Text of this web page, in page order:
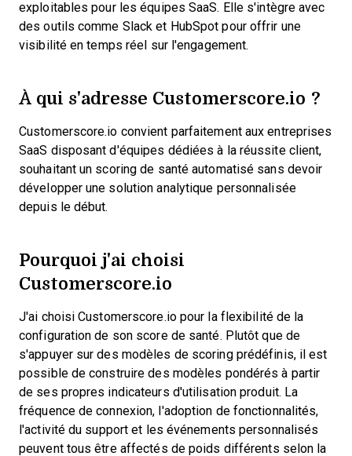
exploitables pour les équipes SaaS. Elle s'intègre avec
des outils comme Slack et HubSpot pour offrir une
visibilité en temps réel sur l'engagement.
À qui s'adresse Customerscore.io ?
Customerscore.io convient parfaitement aux entreprises
SaaS disposant d'équipes dédiées à la réussite client,
souhaitant un scoring de santé automatisé sans devoir
développer une solution analytique personnalisée
depuis le début.
Pourquoi j'ai choisi
Customerscore.io
J'ai choisi Customerscore.io pour la flexibilité de la
configuration de son score de santé. Plutôt que de
s'appuyer sur des modèles de scoring prédéfinis, il est
possible de construire des modèles pondérés à partir
de ses propres indicateurs d'utilisation produit. La
fréquence de connexion, l'adoption de fonctionnalités,
l'activité du support et les événements personnalisés
peuvent tous être affectés de poids différents selon la